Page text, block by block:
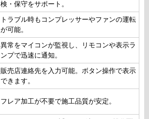
検・保守をサポート。
トラブル時もコンプレッサーやファンの運転
が可能。
異常をマイコンが監視し、リモコンや表示ラ
ンプで迅速に通知。
販売店連絡先を入力可能。ボタン操作で表示
できます。
フレア加工が不要で施工品質が安定。